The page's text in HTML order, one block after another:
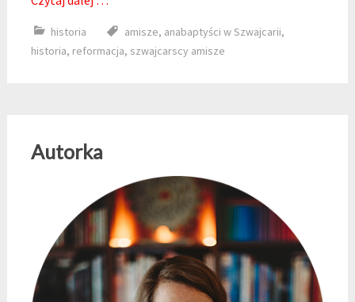
historia amisze, anabaptyści w Szwajcarii,
historia, reformacja, szwajcarscy amisze
Autorka